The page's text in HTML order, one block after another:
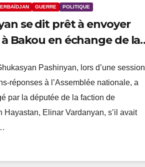
GUERRE POLITIQUE
se dit prêt à envoyer
Bakou en échange de la
Pashinyan, lors d’une session
réponses à l’Assemblée nationale, a
par la députée de la faction de
Hayastan, Elinar Vardanyan, s’il avait